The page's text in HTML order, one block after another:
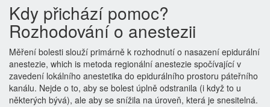
Kdy přichází pomoc?
Rozhodování o anestezii
Měření bolesti slouží primárně k rozhodnutí o nasazení epidurální
anestezie, which is metoda regionální anestezie spočívající v
zavedení lokálního anestetika do epidurálního prostoru páteřního
kanálu. Nejde o to, aby se bolest úplně odstranila (i když to u
některých bývá), ale aby se snížila na úroveň, která je snesitelná.